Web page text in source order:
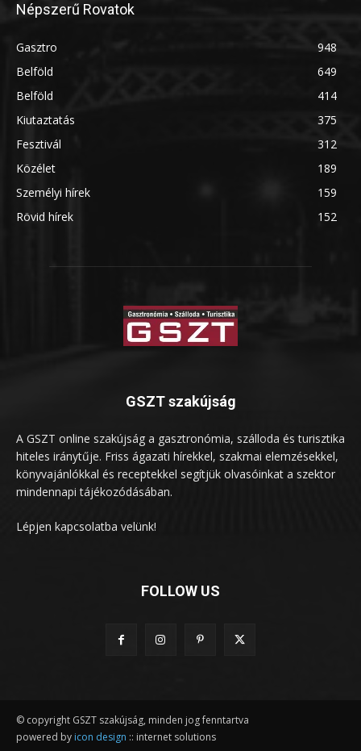
Népszerű Rovatok
Gasztro
948
Belföld
649
Belföld
414
Kiutaztatás
375
Fesztivál
312
Közélet
189
Személyi hírek
159
Rövid hírek
152
GSZT szakújság
A GSZT online szakújság a gasztronómia, szálloda és turisztika
hiteles iránytűje. Friss ágazati hírekkel, szakmai elemzésekkel,
könyvajánlókkal és receptekkel segítjük olvasóinkat a szektor
mindennapi tájékozódásában.
Lépjen kapcsolatba velünk!
FOLLOW US
© copyright GSZT szakújság, minden jog fenntartva
powered by icon design :: internet solutions